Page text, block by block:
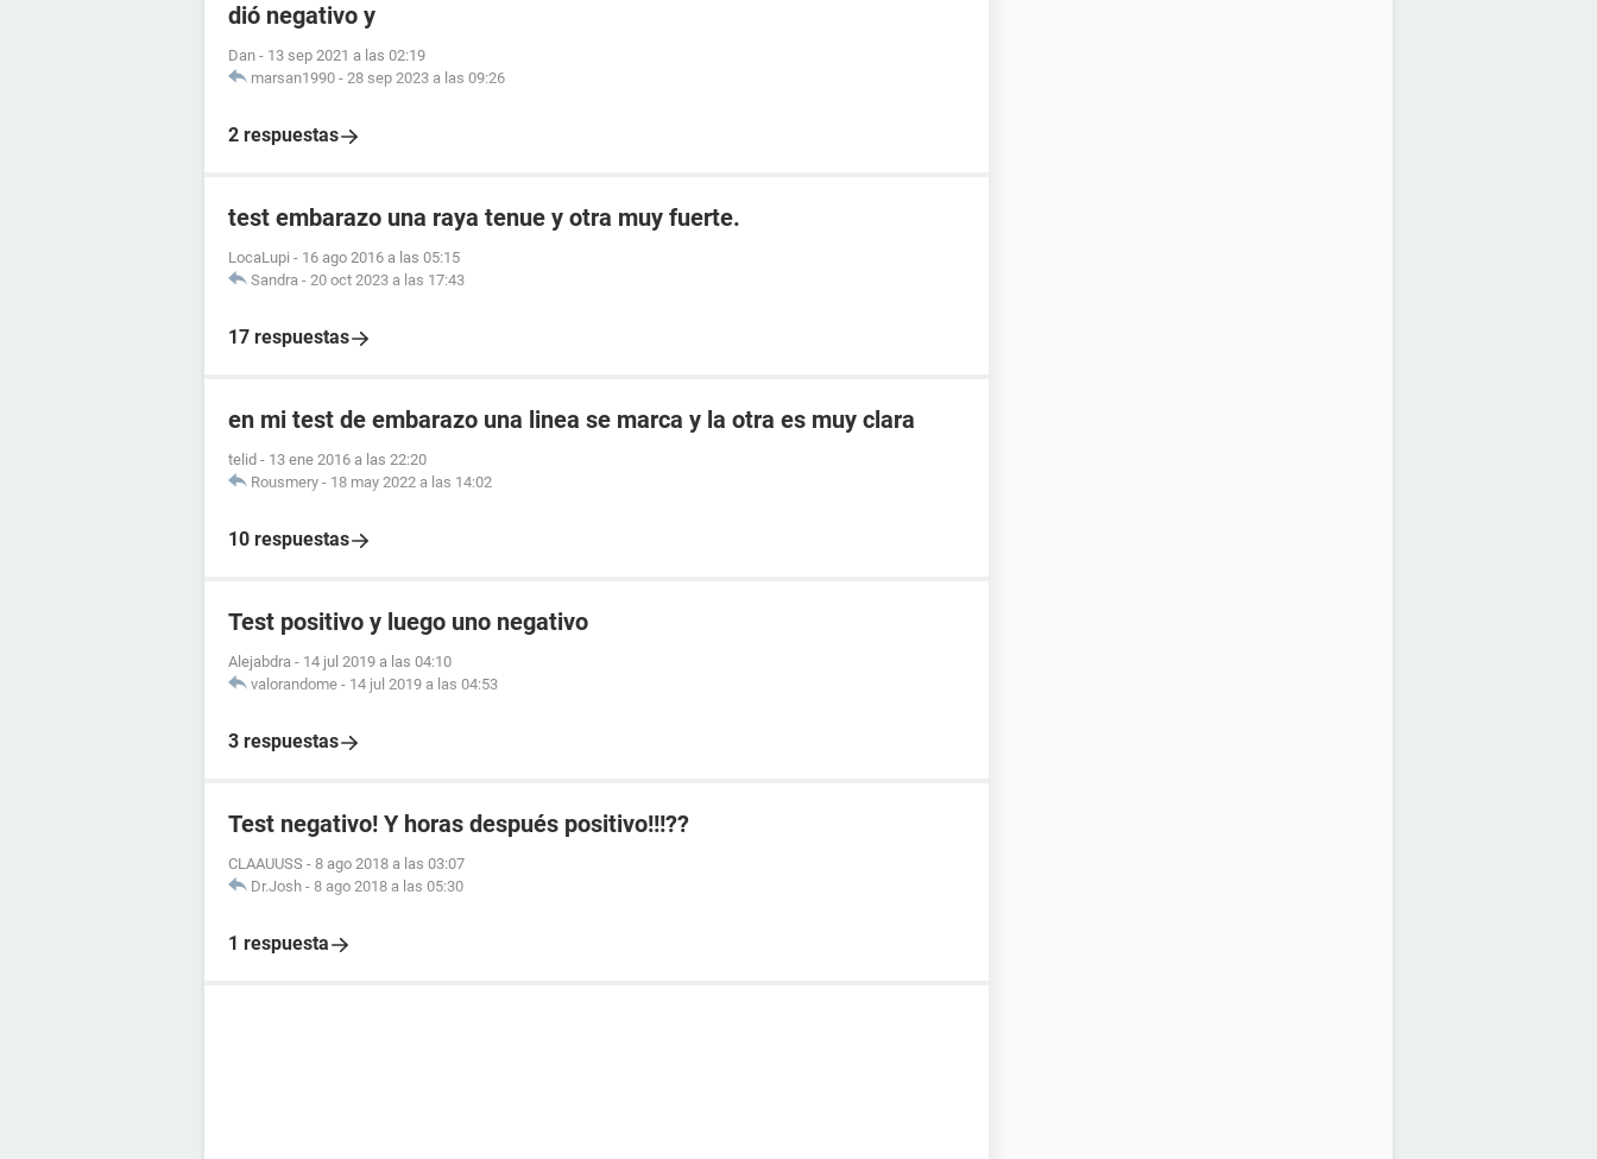
dió negativo y
Dan - 13 sep 2021 a las 02:19
marsan1990 - 28 sep 2023 a las 09:26
2 respuestas
test embarazo una raya tenue y otra muy fuerte.
LocaLupi - 16 ago 2016 a las 05:15
Sandra - 20 oct 2023 a las 17:43
17 respuestas
en mi test de embarazo una linea se marca y la otra es muy clara
telid - 13 ene 2016 a las 22:20
Rousmery - 18 may 2022 a las 14:02
10 respuestas
Test positivo y luego uno negativo
Alejabdra - 14 jul 2019 a las 04:10
valorandome - 14 jul 2019 a las 04:53
3 respuestas
Test negativo! Y horas después positivo!!!??
CLAAUUSS - 8 ago 2018 a las 03:07
Dr.Josh - 8 ago 2018 a las 05:30
1 respuesta